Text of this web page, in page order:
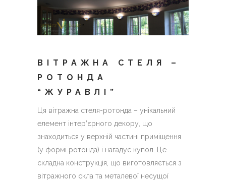
ВІТРАЖНА СТЕЛЯ –
РОТОНДА
“ЖУРАВЛІ”
Ця вітражна стеля-ротонда – унікальний
елемент інтер’єрного декору, що
знаходиться у верхній частині приміщення
(у формі ротонда) і нагадує купол. Це
складна конструкція, що виготовляється з
вітражного скла та металевої несущої